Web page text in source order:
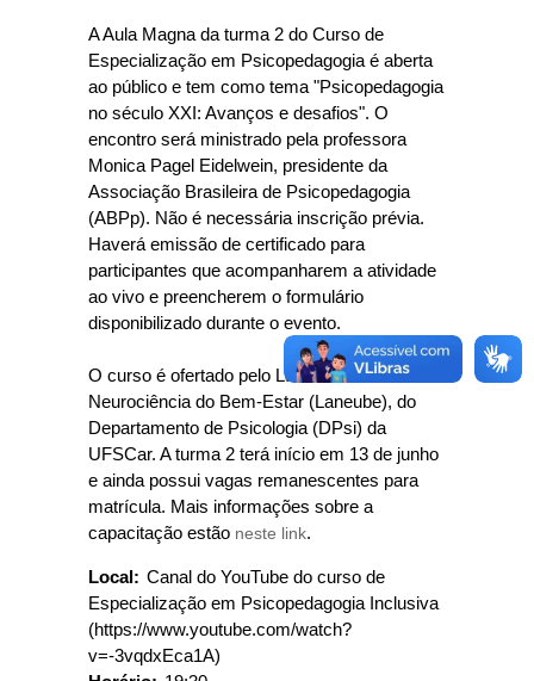
A Aula Magna da turma 2 do Curso de
Especialização em Psicopedagogia é aberta
ao público e tem como tema "Psicopedagogia
no século XXI: Avanços e desafios". O
encontro será ministrado pela professora
Monica Pagel Eidelwein, presidente da
Associação Brasileira de Psicopedagogia
(ABPp). Não é necessária inscrição prévia.
Haverá emissão de certificado para
participantes que acompanharem a atividade
ao vivo e preencherem o formulário
disponibilizado durante o evento.
O curso é ofertado pelo Laboratório de
Neurociência do Bem-Estar (Laneube), do
Departamento de Psicologia (DPsi) da
UFSCar. A turma 2 terá início em 13 de junho
e ainda possui vagas remanescentes para
matrícula. Mais informações sobre a
capacitação estão neste link.
Local: Canal do YouTube do curso de
Especialização em Psicopedagogia Inclusiva
(https://www.youtube.com/watch?
v=-3vqdxEca1A)